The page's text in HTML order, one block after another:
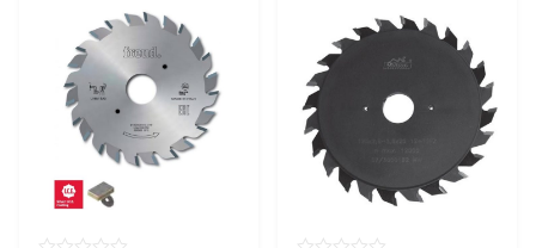
3
9
1
W
Z
)